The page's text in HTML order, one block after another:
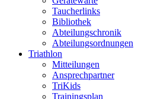
Taucherlinks
Bibliothek
Abteilungschronik
Abteilungsordnungen
Triathlon
Mitteilungen
Ansprechpartner
TriKids
Trainingsplan